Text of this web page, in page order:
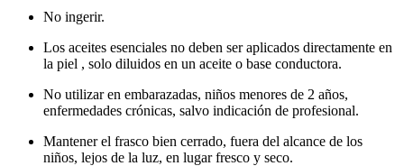
No ingerir.
Los aceites esenciales no deben ser aplicados directamente en
la piel , solo diluidos en un aceite o base conductora.
No utilizar en embarazadas, niños menores de 2 años,
enfermedades crónicas, salvo indicación de profesional.
Mantener el frasco bien cerrado, fuera del alcance de los
niños, lejos de la luz, en lugar fresco y seco.